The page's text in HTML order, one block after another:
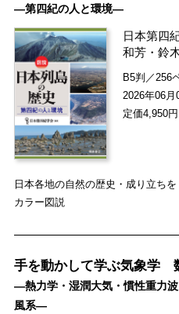
―第四紀の人と環境―
日本第四
和芳 ・鈴
B5判／256
2026年06月
定価4,950
日本各地の自然の歴史・成り立ち
カラー図説
手を動かして学ぶ気象学
―熱力学・湿潤大気・慣性重力
風系―